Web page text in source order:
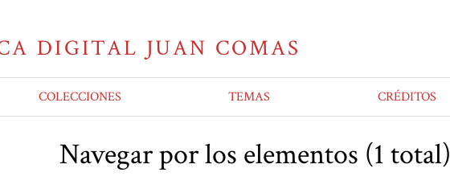
COLECCIONES TEMAS CRÉDITOS
Navegar por los elementos (1 total)